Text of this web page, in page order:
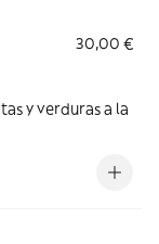
30,00 €
y verduras a la